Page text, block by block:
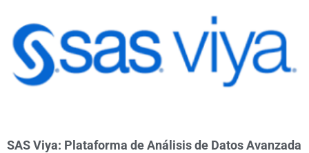
SAS Viya: Plataforma de Análisis de Datos Avanzada